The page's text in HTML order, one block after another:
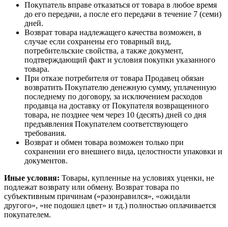
Покупатель вправе отказаться от товара в любое время
до его передачи, а после его передачи в течение 7 (семи)
дней.
Возврат товара надлежащего качества возможен, в
случае если сохранены его товарный вид,
потребительские свойства, а также документ,
подтверждающий факт и условия покупки указанного
товара.
При отказе потребителя от товара Продавец обязан
возвратить Покупателю денежную сумму, уплаченную
последнему по договору, за исключением расходов
продавца на доставку от Покупателя возвращенного
товара, не позднее чем через 10 (десять) дней со дня
предъявления Покупателем соответствующего
требования.
Возврат и обмен товара возможен только при
сохранении его внешнего вида, целостности упаковки и
документов.
Иные условия: Товары, купленные на условиях уценки, не
подлежат возврату или обмену. Возврат товара по
субъективным причинам («разонравился», «ожидали
другого», «не подошел цвет» и тд.) полностью оплачивается
покупателем.